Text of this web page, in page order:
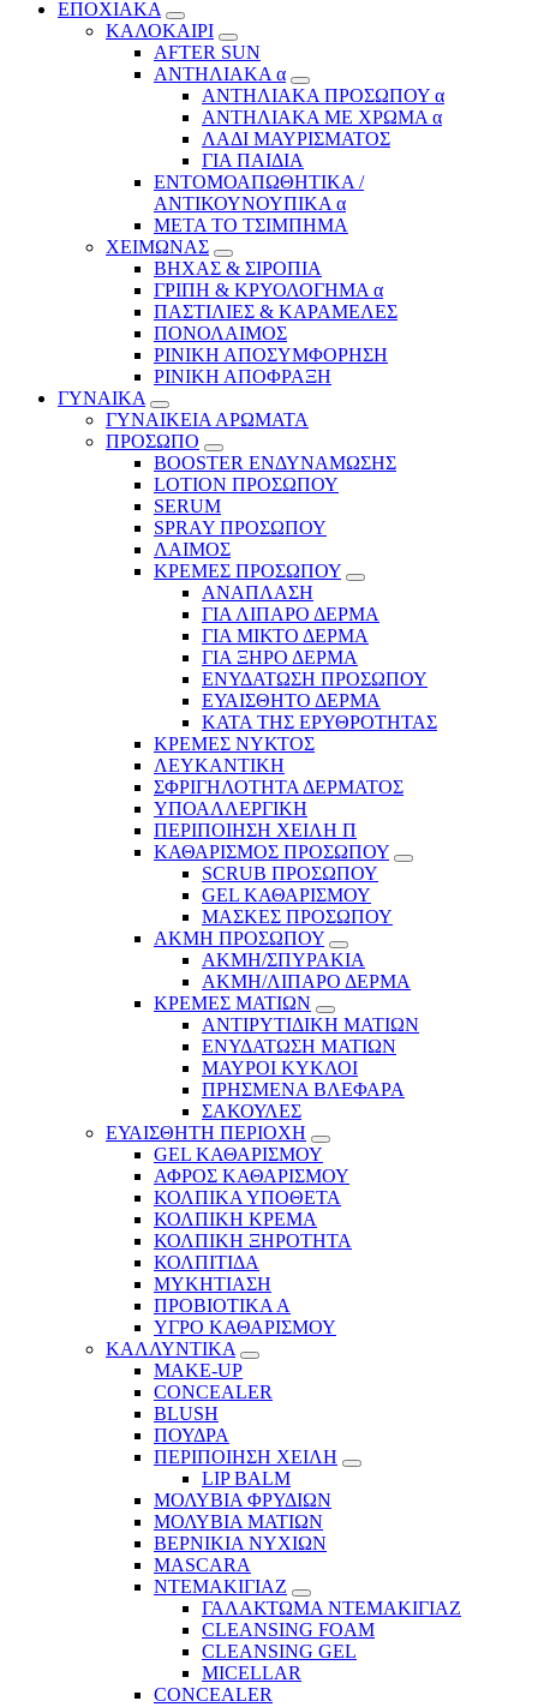
ΕΠΟΧΙΑΚΑ
ΚΑΛΟΚΑΙΡΙ
AFTER SUN
ΑΝΤΗΛΙΑΚΑ α
ΑΝΤΗΛΙΑΚΑ ΠΡΟΣΩΠΟΥ α
ΑΝΤΗΛΙΑΚΑ ΜΕ ΧΡΩΜΑ α
ΛΑΔΙ ΜΑΥΡΙΣΜΑΤΟΣ
ΓΙΑ ΠΑΙΔΙΑ
ΕΝΤΟΜΟΑΠΩΘΗΤΙΚΑ /
ΑΝΤΙΚΟΥΝΟΥΠΙΚΑ α
ΜΕΤΑ ΤΟ ΤΣΙΜΠΗΜΑ
ΧΕΙΜΩΝΑΣ
ΒΗΧΑΣ & ΣΙΡΟΠΙΑ
ΓΡΙΠΗ & ΚΡΥΟΛΟΓΗΜΑ α
ΠΑΣΤΙΛΙΕΣ & ΚΑΡΑΜΕΛΕΣ
ΠΟΝΟΛΑΙΜΟΣ
ΡΙΝΙΚΗ ΑΠΟΣΥΜΦΟΡΗΣΗ
ΡΙΝΙΚΗ ΑΠΟΦΡΑΞΗ
ΓΥΝΑΙΚΑ
ΓΥΝΑΙΚΕΙΑ ΑΡΩΜΑΤΑ
ΠΡΟΣΩΠΟ
BOOSTER ΕΝΔΥΝΑΜΩΣΗΣ
LOTION ΠΡΟΣΩΠΟΥ
SERUM
SPRAY ΠΡΟΣΩΠΟΥ
ΛΑΙΜΟΣ
ΚΡΕΜΕΣ ΠΡΟΣΩΠΟΥ
ΑΝΑΠΛΑΣΗ
ΓΙΑ ΛΙΠΑΡΟ ΔΕΡΜΑ
ΓΙΑ ΜΙΚΤΟ ΔΕΡΜΑ
ΓΙΑ ΞΗΡΟ ΔΕΡΜΑ
ΕΝΥΔΑΤΩΣΗ ΠΡΟΣΩΠΟΥ
ΕΥΑΙΣΘΗΤΟ ΔΕΡΜΑ
ΚΑΤΑ ΤΗΣ ΕΡΥΘΡΟΤΗΤΑΣ
ΚΡΕΜΕΣ ΝΥΚΤΟΣ
ΛΕΥΚΑΝΤΙΚΗ
ΣΦΡΙΓΗΛΟΤΗΤΑ ΔΕΡΜΑΤΟΣ
ΥΠΟΑΛΛΕΡΓΙΚΗ
ΠΕΡΙΠΟΙΗΣΗ ΧΕΙΛΗ Π
ΚΑΘΑΡΙΣΜΟΣ ΠΡΟΣΩΠΟΥ
SCRUB ΠΡΟΣΩΠΟΥ
GEL ΚΑΘΑΡΙΣΜΟΥ
ΜΑΣΚΕΣ ΠΡΟΣΩΠΟΥ
ΑΚΜΗ ΠΡΟΣΩΠΟΥ
ΑΚΜΗ/ΣΠΥΡΑΚΙΑ
ΑΚΜΗ/ΛΙΠΑΡΟ ΔΕΡΜΑ
ΚΡΕΜΕΣ ΜΑΤΙΩΝ
ΑΝΤΙΡΥΤΙΔΙΚΗ ΜΑΤΙΩΝ
ΕΝΥΔΑΤΩΣΗ ΜΑΤΙΩΝ
ΜΑΥΡΟΙ ΚΥΚΛΟΙ
ΠΡΗΣΜΕΝΑ ΒΛΕΦΑΡΑ
ΣΑΚΟΥΛΕΣ
ΕΥΑΙΣΘΗΤΗ ΠΕΡΙΟΧΗ
GEL ΚΑΘΑΡΙΣΜΟΥ
ΑΦΡΟΣ ΚΑΘΑΡΙΣΜΟΥ
ΚΟΛΠΙΚΑ ΥΠΟΘΕΤΑ
ΚΟΛΠΙΚΗ ΚΡΕΜΑ
ΚΟΛΠΙΚΗ ΞΗΡΟΤΗΤΑ
ΚΟΛΠΙΤΙΔΑ
ΜΥΚΗΤΙΑΣΗ
ΠΡΟΒΙΟΤΙΚΑ Α
ΥΓΡΟ ΚΑΘΑΡΙΣΜΟΥ
ΚΑΛΛΥΝΤΙΚΑ
MAKE-UP
CONCEALER
BLUSH
ΠΟΥΔΡΑ
ΠΕΡΙΠΟΙΗΣΗ ΧΕΙΛΗ
LIP BALM
ΜΟΛΥΒΙΑ ΦΡΥΔΙΩΝ
ΜΟΛΥΒΙΑ ΜΑΤΙΩΝ
ΒΕΡΝΙΚΙΑ ΝΥΧΙΩΝ
MASCARA
ΝΤΕΜΑΚΙΓΙΑΖ
ΓΑΛΑΚΤΩΜΑ ΝΤΕΜΑΚΙΓΙΑΖ
CLEANSING FOAM
CLEANSING GEL
MICELLAR
CONCEALER